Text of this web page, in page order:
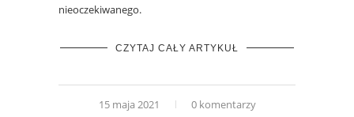
nieoczekiwanego.
CZYTAJ CAŁY ARTYKUŁ
15 maja 2021 0 komentarzy